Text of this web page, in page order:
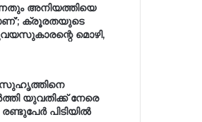
അനിയത്തിയെ
ക്രൂരതയുടെ
മൊഴി,
യുവതിക്ക് നേരെ
പിടിയിൽ